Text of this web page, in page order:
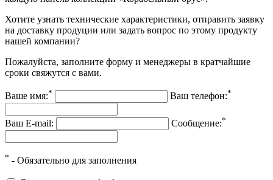
Хотите узнать технические характеристики, отправить заявку
на доставку продуции или задать вопрос по этому продукту
нашей компании?
Пожалуйста, заполните форму и менеджеры в кратчайшие
сроки свяжутся с вами.
Ваше имя:* Ваш телефон:*
Ваш E-mail: Сообщение:*
* - Обязательно для заполнения